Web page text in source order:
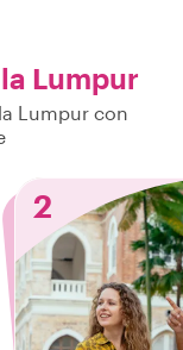
Lumpur
Lumpur con
2